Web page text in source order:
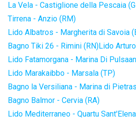
La Vela - Castiglione della Pescaia
Tirrena - Anzio (RM)
Lido Albatros - Margherita di Savoia
Bagno Tiki 26 - Rimini (RN)Lido
Lido Fatamorgana - Marina Di
Lido Marakaibbo - Marsala (TP)
Bagno la Versiliana - Marina di
Bagno Balmor - Cervia (RA)
Lido Mediterraneo - Quartu